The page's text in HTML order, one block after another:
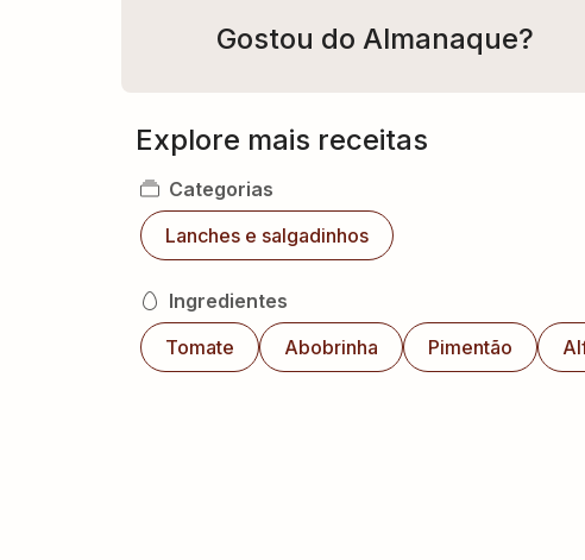
Gostou do Almanaque?
Explore mais receitas
Categorias
Lanches e salgadinhos
Ingredientes
Tomate
Abobrinha Pimentão